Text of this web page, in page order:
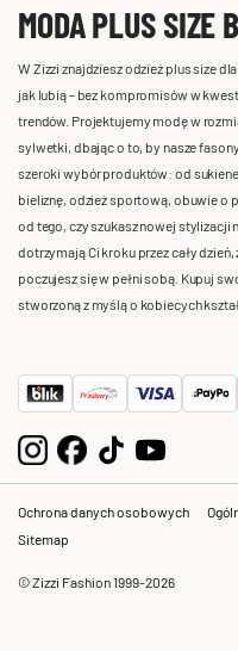
MODA PLUS SIZE
W Zizzi znajdziesz odzież plus size
jak lubią – bez kompromisów w
trendów. Projektujemy modę w
sylwetki, dbając o to, by nasze
szeroki wybór produktów: od
bieliznę, odzież sportową, obuwie o
od tego, czy szukasz nowej stylizacji
dotrzymają Ci kroku przez cały
poczujesz się w pełni sobą. Kupuj
stworzoną z myślą o kobiecych
Ochrona danych osobowych
Sitemap
© Zizzi Fashion 1999-2026